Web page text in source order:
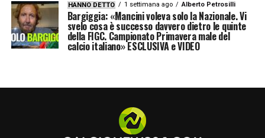
HANNO DETTO 1 settimana ago Alberto Petrosilli
Bargiggia: «Mancini voleva solo la Nazionale. Vi
svelo cosa è successo davvero dietro le quinte
della FIGC. Campionato Primavera male del
calcio italiano» ESCLUSIVA e VIDEO